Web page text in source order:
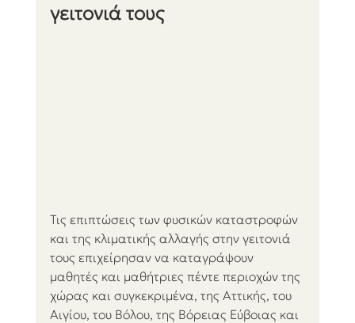
γειτονιά τους
Τις επιπτώσεις των φυσικών καταστροφών
και της κλιματικής αλλαγής στην γειτονιά
τους επιχείρησαν να καταγράψουν
μαθητές και μαθήτριες πέντε περιοχών της
χώρας και συγκεκριμένα, της Αττικής, του
Αιγίου, του Βόλου, της Βόρειας Εύβοιας και